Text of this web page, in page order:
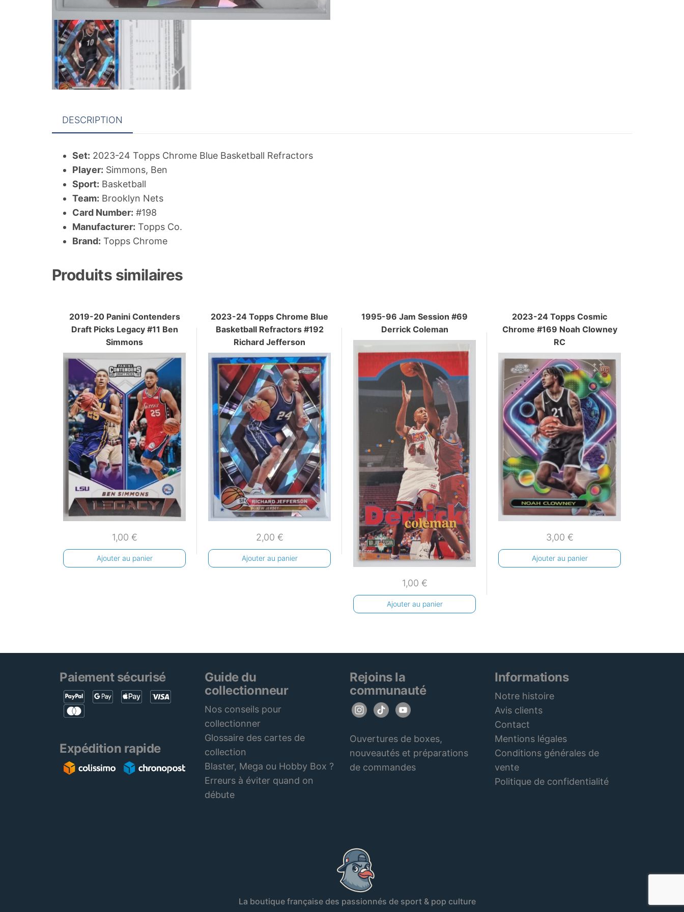
DESCRIPTION
Set: 2023-24 Topps Chrome Blue Basketball Refractors
Player: Simmons, Ben
Sport: Basketball
Team: Brooklyn Nets
Card Number: #198
Manufacturer: Topps Co.
Brand: Topps Chrome
Produits similaires
2019-20 Panini Contenders
Draft Picks Legacy #11 Ben
Simmons
1,00 €
Ajouter au panier
2023-24 Topps Chrome Blue
Basketball Refractors #192
Richard Jefferson
2,00 €
Ajouter au panier
1995-96 Jam Session #69
Derrick Coleman
1,00 €
Ajouter au panier
2023-24 Topps Cosmic
Chrome #169 Noah Clowney
RC
3,00 €
Ajouter au panier
Paiement sécurisé
Expédition rapide
Guide du
collectionneur
Nos conseils pour
collectionner
Glossaire des cartes de
collection
Blaster, Mega ou Hobby Box ?
Erreurs à éviter quand on
débute
Rejoins la
communauté
Ouvertures de boxes,
nouveautés et préparations
de commandes
Informations
Notre histoire
Avis clients
Contact
Mentions légales
Conditions générales de
vente
Politique de confidentialité
La boutique française des passionnés de sport & pop culture